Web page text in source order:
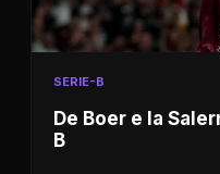
SERIE-B
De Boer e la
B